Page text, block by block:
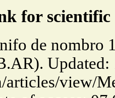
for
de nombro
Updated:
articles/view/